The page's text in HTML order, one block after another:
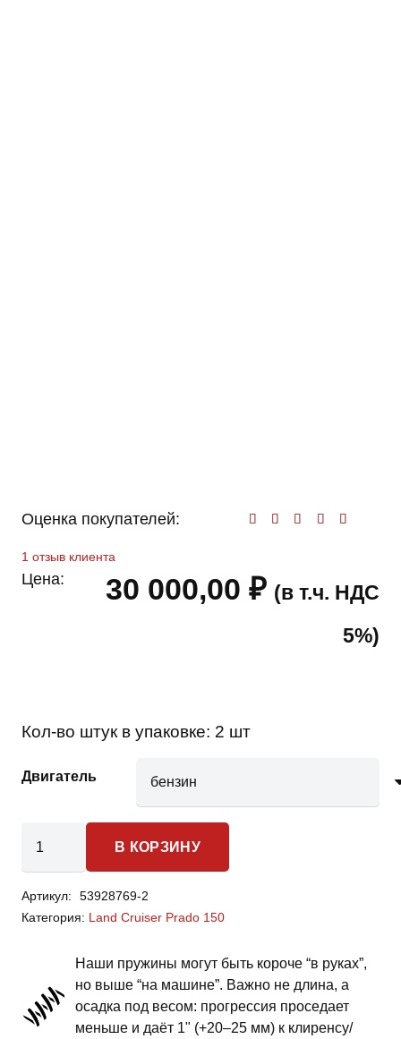
Оценка покупателей:
1 отзыв клиента
Цена: 30 000,00 ₽ (в т.ч. НДС
5%)
Кол-во штук в упаковке: 2 шт
Двигатель
товара
Land
Cruiser
пружины
В КОРЗИНУ
Артикул:
53928769-2
Категория: Land Cruiser Prado 150
Наши пружины могут быть короче “в руках”,
но выше “на машине”. Важно не длина, а
осадка под весом: прогрессия проседает
меньше и даёт 1" (+20–25 мм) к клиренсу/